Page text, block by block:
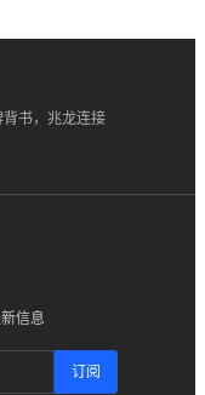
书，兆龙连接
信息
订阅